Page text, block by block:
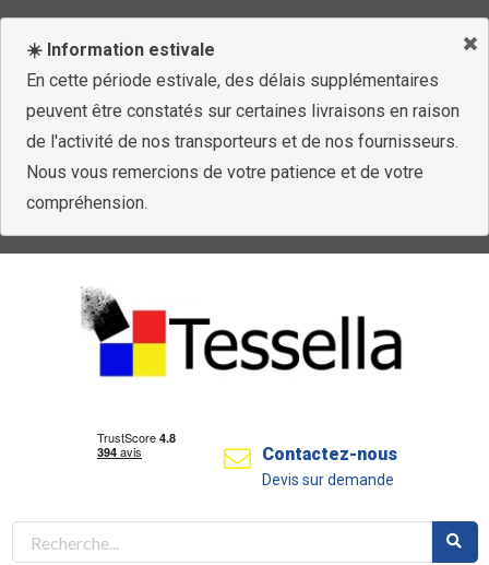
☀️ Information estivale
En cette période estivale, des délais supplémentaires
peuvent être constatés sur certaines livraisons en raison
de l'activité de nos transporteurs et de nos fournisseurs.
Nous vous remercions de votre patience et de votre
compréhension.
Contactez-nous
Devis sur demande